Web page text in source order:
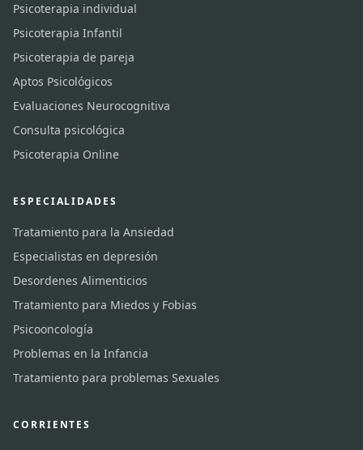
Psicoterapia individual
Psicoterapia Infantil
Psicoterapia de pareja
Aptos Psicológicos
Evaluaciones Neurocognitiva
Consulta psicológica
Psicoterapia Online
ESPECIALIDADES
Tratamiento para la Ansiedad
Especialistas en depresión
Desordenes Alimenticios
Tratamiento para Miedos y Fobias
Psicooncología
Problemas en la Infancia
Tratamiento para problemas Sexuales
CORRIENTES